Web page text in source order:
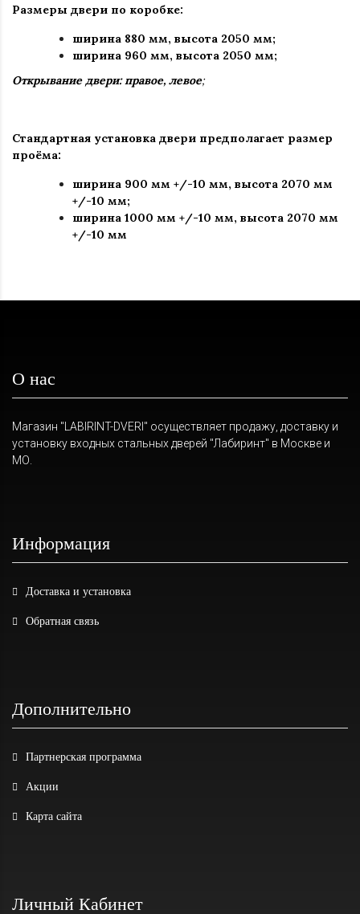
Размеры двери по коробке:
ширина 880 мм, высота 2050 мм;
ширина 960 мм, высота 2050 мм;
Открывание двери: правое, левое;
Стандартная установка двери предполагает размер
проёма:
ширина 900 мм +/-10 мм, высота 2070 мм
+/-10 мм;
ширина 1000 мм +/-10 мм, высота 2070 мм
+/-10 мм
О нас
Магазин "LABIRINT-DVERI" осуществляет продажу, доставку и
установку входных стальных дверей "Лабиринт" в Москве и
МО.
Информация
Доставка и установка
Обратная связь
Дополнительно
Партнерская программа
Акции
Карта сайта
Личный Кабинет